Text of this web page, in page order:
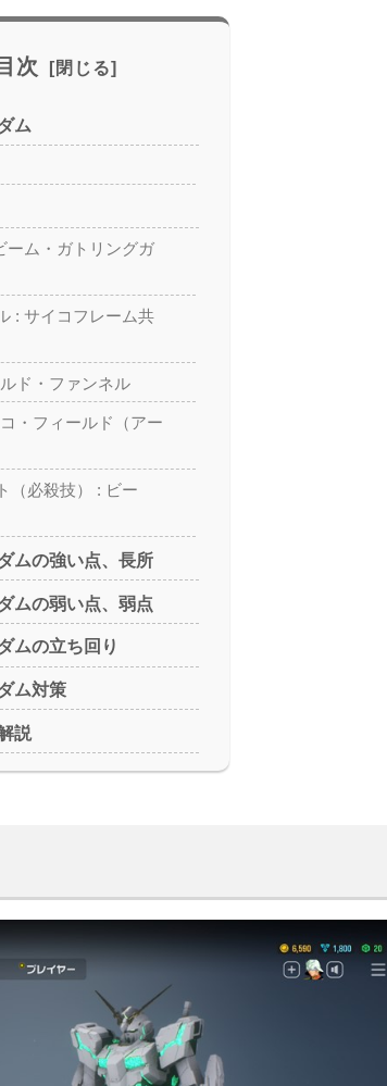
次
ム
ーム・ガトリングガ
: サイコフレーム共
ド・ファンネル
・フィールド（アー
（必殺技） : ビー
ムの強い点、長所
ムの弱い点、弱点
ムの立ち回り
ム対策
説